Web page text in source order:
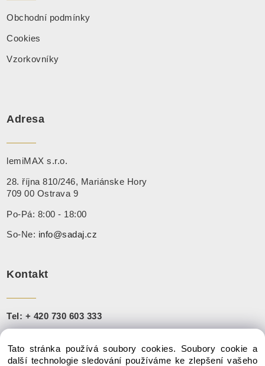
Obchodní podmínky
Cookies
Vzorkovníky
Adresa
lemiMAX s.r.o.
28. října 810/246, Mariánske Hory
709 00 Ostrava 9
Po-Pá: 8:00 - 18:00
So-Ne: info@sadaj.cz
Kontakt
Tel: + 420 730 603 333
Mail: info@sadaj.cz
Tato stránka používá soubory cookies. Soubory cookie a
další technologie sledování používáme ke zlepšení vašeho